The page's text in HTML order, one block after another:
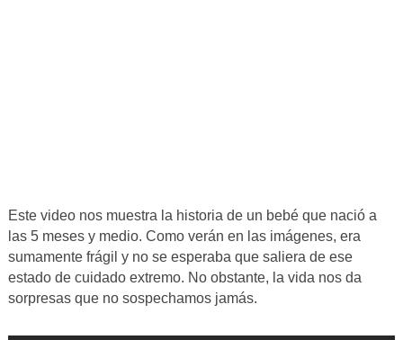
Este video nos muestra la historia de un bebé que nació a
las 5 meses y medio. Como verán en las imágenes, era
sumamente frágil y no se esperaba que saliera de ese
estado de cuidado extremo. No obstante, la vida nos da
sorpresas que no sospechamos jamás.